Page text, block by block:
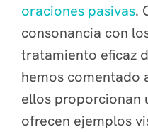
oraciones pasivas.
consonancia con
tratamiento eficaz
hemos comentado
ellos proporcionan
ofrecen ejemplos